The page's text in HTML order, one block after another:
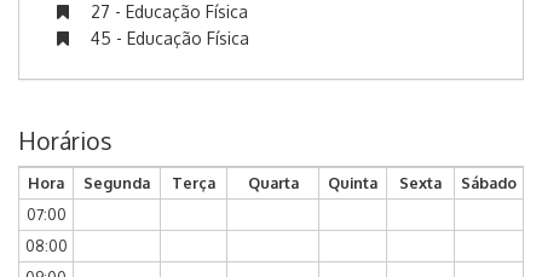
27 - Educação Física
45 - Educação Física
Horários
Hora Segunda Terça Quarta Quinta Sexta
Sábado
07:00
08:00